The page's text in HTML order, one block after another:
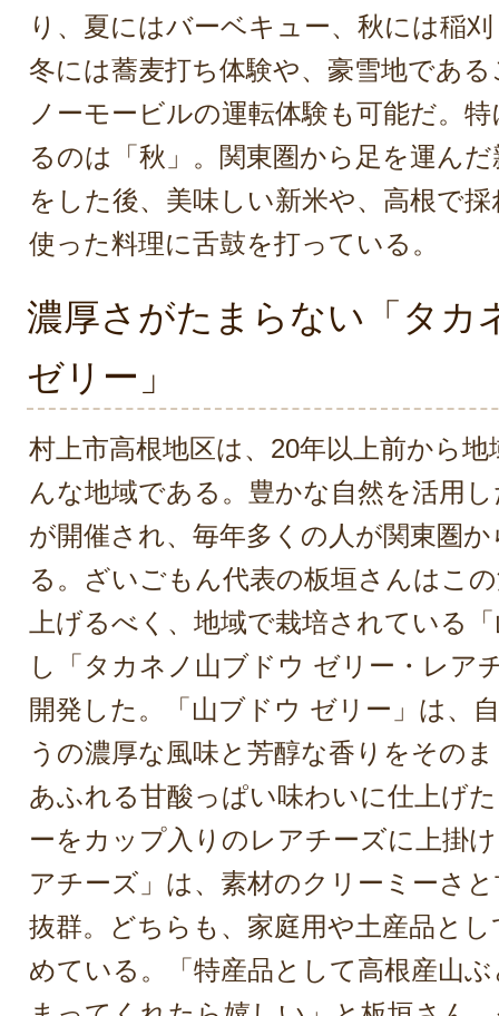
り、夏にはバーベキュー、秋には稲
冬には蕎麦打ち体験や、豪雪地であ
ノーモービルの運転体験も可能だ。
るのは「秋」。関東圏から足を運ん
をした後、美味しい新米や、高根で
使った料理に舌鼓を打っている。
濃厚さがたまらない「タカ
ゼリー」
村上市高根地区は、20年以上前から
んな地域である。豊かな自然を活用
が開催され、毎年多くの人が関東圏
る。ざいごもん代表の板垣さんはこ
上げるべく、地域で栽培されている
し「タカネノ山ブドウ ゼリー・レア
開発した。「山ブドウ ゼリー」は、
うの濃厚な風味と芳醇な香りをその
あふれる甘酸っぱい味わいに仕上げ
ーをカップ入りのレアチーズに上掛
アチーズ」は、素材のクリーミーさ
抜群。どちらも、家庭用や土産品と
めている。「特産品として高根産山